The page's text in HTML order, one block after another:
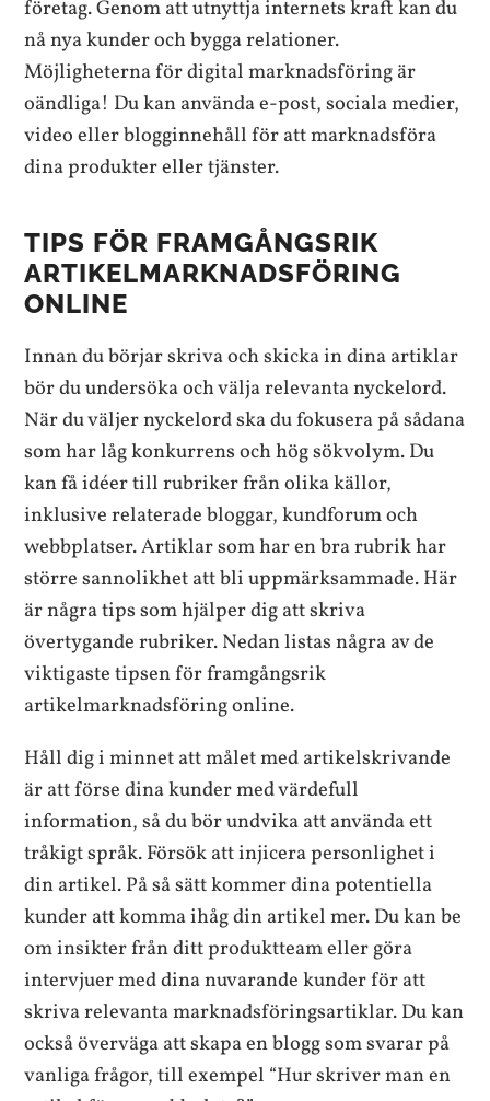
företag. Genom att utnyttja internets kraft kan du
nå nya kunder och bygga relationer.
Möjligheterna för digital marknadsföring är
oändliga! Du kan använda e-post, sociala medier,
video eller blogginnehåll för att marknadsföra
dina produkter eller tjänster.
TIPS FÖR FRAMGÅNGSRIK
ARTIKELMARKNADSFÖRING
ONLINE
Innan du börjar skriva och skicka in dina artiklar
bör du undersöka och välja relevanta nyckelord.
När du väljer nyckelord ska du fokusera på sådana
som har låg konkurrens och hög sökvolym. Du
kan få idéer till rubriker från olika källor,
inklusive relaterade bloggar, kundforum och
webbplatser. Artiklar som har en bra rubrik har
större sannolikhet att bli uppmärksammade. Här
är några tips som hjälper dig att skriva
övertygande rubriker. Nedan listas några av de
viktigaste tipsen för framgångsrik
artikelmarknadsföring online.
Håll dig i minnet att målet med artikelskrivande
är att förse dina kunder med värdefull
information, så du bör undvika att använda ett
tråkigt språk. Försök att injicera personlighet i
din artikel. På så sätt kommer dina potentiella
kunder att komma ihåg din artikel mer. Du kan be
om insikter från ditt produktteam eller göra
intervjuer med dina nuvarande kunder för att
skriva relevanta marknadsföringsartiklar. Du kan
också överväga att skapa en blogg som svarar på
vanliga frågor, till exempel “Hur skriver man en